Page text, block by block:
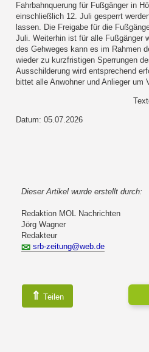
Fahrbahnquerung für Fußgänger in
einschließlich 12. Juli gesperrt
lassen. Die Freigabe für die
Juli. Weiterhin ist für alle Fußgänger
des Gehweges kann es im Rahmen
wieder zu kurzfristigen Sperrungen
Ausschilderung wird entsprechend
bittet alle Anwohner und Anlieger um
Datum: 05.07.2026
Dieser Artikel wurde erstellt durch:
Redaktion MOL Nachrichten
Jörg Wagner
Redakteur
srb-zeitung@web.de
⇑ Teilen